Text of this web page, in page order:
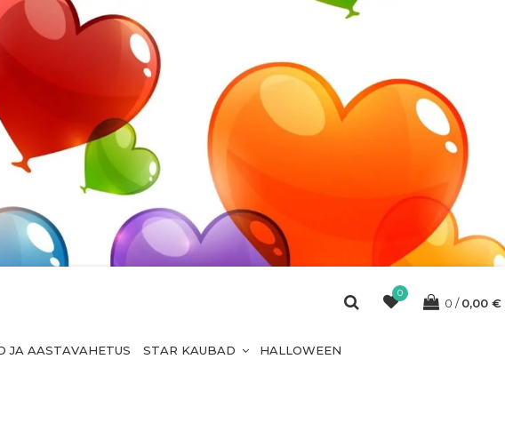
0
0 0,00 €
JA AASTAVAHETUS STAR KAUBAD HALLOWEEN